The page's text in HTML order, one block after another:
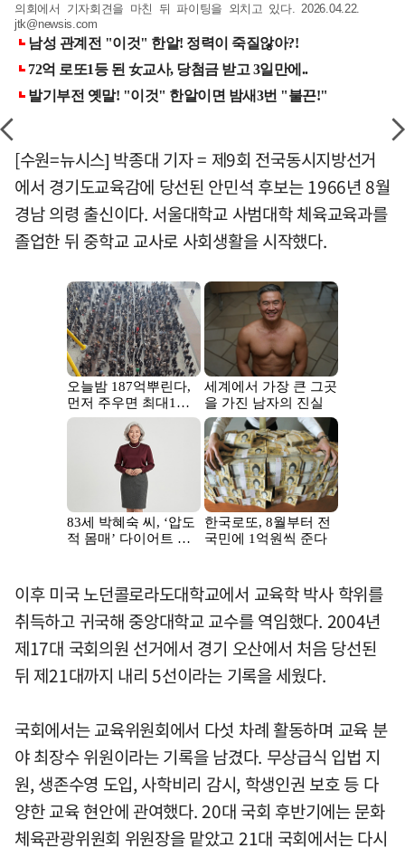
의회에서 기자회견을 마친 뒤 파이팅을 외치고 있다. 2026.04.22.
jtk@newsis.com
[수원=뉴시스] 박종대 기자 = 제9회 전국동시지방선거
에서 경기도교육감에 당선된 안민석 후보는 1966년 8월
경남 의령 출신이다. 서울대학교 사범대학 체육교육과를
졸업한 뒤 중학교 교사로 사회생활을 시작했다.
이후 미국 노던콜로라도대학교에서 교육학 박사 학위를
취득하고 귀국해 중앙대학교 교수를 역임했다. 2004년
제17대 국회의원 선거에서 경기 오산에서 처음 당선된
뒤 제21대까지 내리 5선이라는 기록을 세웠다.
국회에서는 교육위원회에서 다섯 차례 활동하며 교육 분
야 최장수 위원이라는 기록을 남겼다. 무상급식 입법 지
원, 생존수영 도입, 사학비리 감시, 학생인권 보호 등 다
양한 교육 현안에 관여했다. 20대 국회 후반기에는 문화
체육관광위원회 위원장을 맡았고 21대 국회에서는 다시